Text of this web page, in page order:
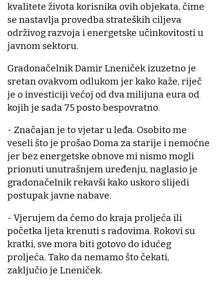
kvalitete života korisnika ovih objekata, čime
se nastavlja provedba strateških ciljeva
održivog razvoja i energetske učinkovitosti u
javnom sektoru.
Gradonačelnik Damir Lneniček izuzetno je
sretan ovakvom odlukom jer kako kaže, riječ
je o investiciji većoj od dva milijuna eura od
kojih je sada 75 posto bespovratno.
- Značajan je to vjetar u leđa. Osobito me
veseli što je prošao Doma za starije i nemoćne
jer bez energetske obnove mi nismo mogli
prionuti unutrašnjem uređenju, naglasio je
gradonačelnik rekavši kako uskoro slijedi
postupak javne nabave.
- Vjerujem da ćemo do kraja proljeća ili
početka ljeta krenuti s radovima. Rokovi su
kratki, sve mora biti gotovo do idućeg
proljeća. Tako da nemamo što čekati,
zaključio je Lneniček.